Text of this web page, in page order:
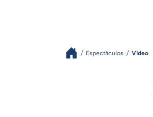
Espectáculos Video